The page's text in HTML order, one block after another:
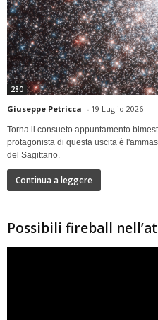
280
Giuseppe Petricca - 19 Luglio 2026
Torna il consueto appuntamento
protagonista di questa uscita è
del Sagittario.
Continua a leggere
Possibili fireball